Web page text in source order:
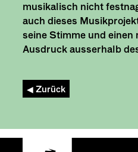
musikalisch nicht
auch dieses
seine Stimme und einen
Ausdruck ausserhalb
◀︎ Zurück